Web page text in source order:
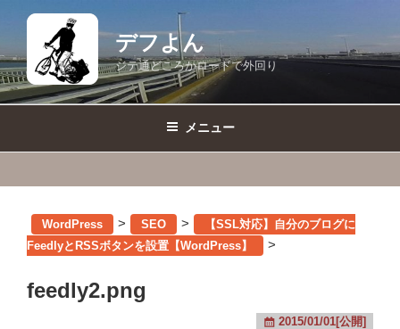
テ
ン
ツ
デフよん
ジテ通どころかロードで外回り
メニュー
WordPress > SEO >
【SSL対応】自分のブログに
FeedlyとRSSボタンを設置【WordPress】
>
feedly2.png
2015/01/01[公開]